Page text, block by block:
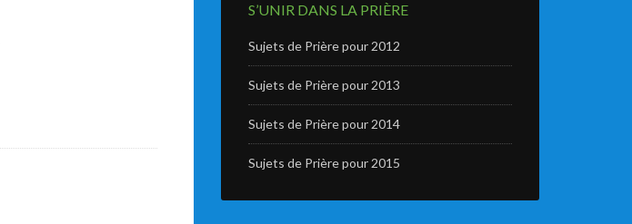
S’UNIR DANS LA PRIÈRE
Sujets de Prière pour 2012
Sujets de Prière pour 2013
Sujets de Prière pour 2014
Sujets de Prière pour 2015